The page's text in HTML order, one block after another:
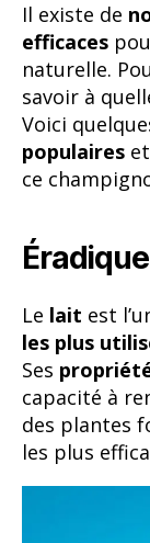
Il existe de
efficaces
naturelle.
savoir à
Voici
populaires
ce
Le lait est
les plus
Ses
capacité à
des plantes
les plus